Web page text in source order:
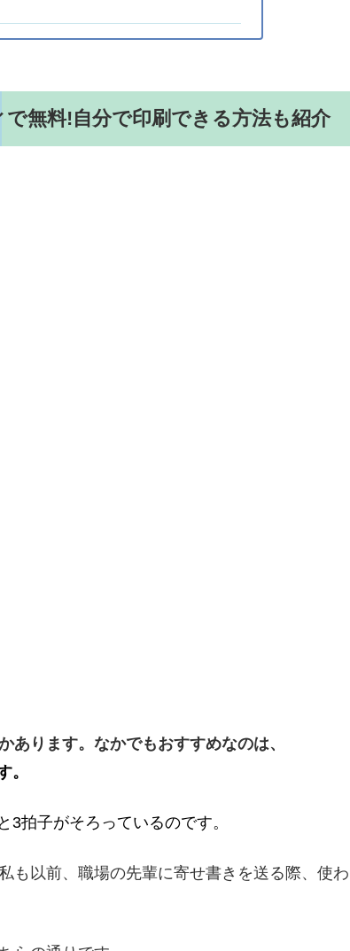
無料!自分で印刷できる方法も紹介
ります。なかでもおすすめなのは、
。
3拍子がそろっているのです。
も以前、職場の先輩に寄せ書きを送る際、使わ